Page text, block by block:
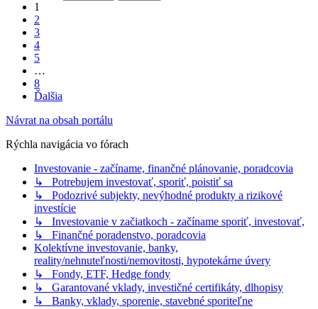
1
2
3
4
5
…
8
Ďalšia
Návrat na obsah portálu
Rýchla navigácia vo fórach
Investovanie - začíname, finančné plánovanie, poradcovia
↳ Potrebujem investovať, sporiť, poistiť sa
↳ Podozrivé subjekty, nevýhodné produkty a rizikové
investície
↳ Investovanie v začiatkoch - začíname sporiť, investovať,
↳ Finančné poradenstvo, poradcovia
Kolektívne investovanie, banky,
reality/nehnuteľnosti/nemovitosti, hypotekárne úvery
↳ Fondy, ETF, Hedge fondy
↳ Garantované vklady, investičné certifikáty, dlhopisy
↳ Banky, vklady, sporenie, stavebné sporiteľne